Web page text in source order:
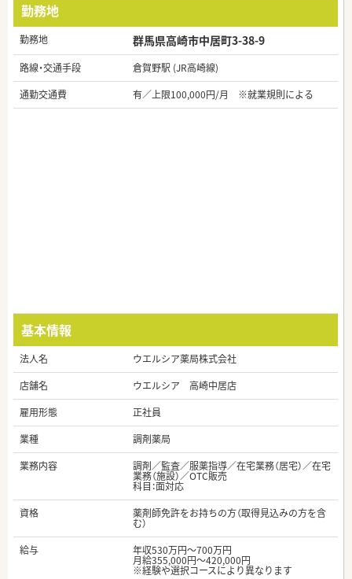
勤務地
勤務地 群馬県高崎市中居町3-38-9
路線・交通手段
倉賀野駅 (JR高崎線)
通勤交通費
有／上限100,000円/月 ※就業規則による
基本情報
法人名
ウエルシア薬局株式会社
店舗名
ウエルシア 高崎中居店
雇用形態
正社員
業種
調剤薬局
業務内容
調剤／監査／服薬指導／在宅業務（居宅）／在宅
業務（施設）／OTC販売
科目：面対応
資格
薬剤師免許をお持ちの方（取得見込みの方を含
む）
給与
年収530万円～700万円
月給355,000円～420,000円
※経験や選択コースにより異なります